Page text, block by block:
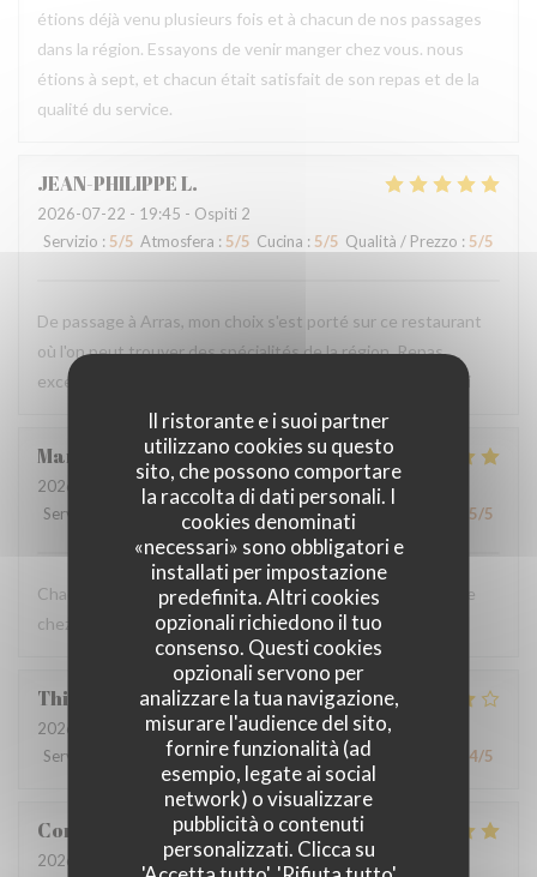
Il ristorante e i suoi partner
utilizzano cookies su questo
sito, che possono comportare
la raccolta di dati personali. I
cookies denominati
«necessari» sono obbligatori e
installati per impostazione
predefinita. Altri cookies
opzionali richiedono il tuo
consenso. Questi cookies
opzionali servono per
analizzare la tua navigazione,
misurare l'audience del sito,
fornire funzionalità (ad
esempio, legate ai social
network) o visualizzare
pubblicità o contenuti
personalizzati. Clicca su
étions déjà venu plusieurs fois et à chacun de nos passages
dans la région. Essayons de venir manger chez vous. nous
étions à sept, et chacun était satisfait de son repas et de la
qualité du service.
JEAN-PHILIPPEL
2026-07-22 - 19:45 - Ospiti 2
Servizio : 5/5 Atmosfera : 5/5 Cucina : 5/5 Qualità / Prezzo : 5/5
De passage à Arras, mon choix s'est porté sur ce restaurant
où l'on peut trouver des spécialités de la région. Repas
excellent et original, très bon accueil, déco originale. Merci
Marie pierreD
2026-07-20
- 19:30 - Ospiti 4
Servizio
: 5 Cucina 5 Qualità / Prezzo 5/5
Chaque fois qu’on vient au Mainsquare ou à Arras on passe
chez vous ❤️🌻incontournable
Thierry
2026-07-19
- 13:00 - Ospiti 2
Servizio
Atmosfera :3 /5 Cucina: 3/5 Qualità / Prezzo 4/5
Corentin
2026-07-18
- 19:30 - Ospiti 2